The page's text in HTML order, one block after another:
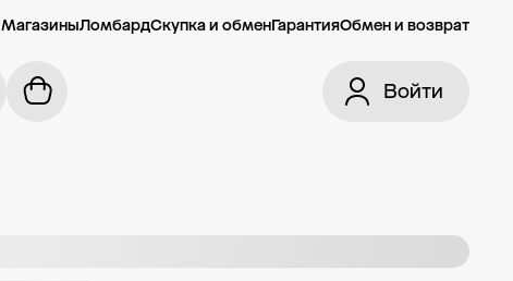
МагазиныЛомбардСкупка и обменГарантияОбмен и возврат
Войти